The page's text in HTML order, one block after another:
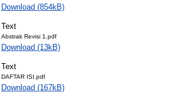
Download (854kB)
Text
Abstrak Revisi 1.pdf
Download (13kB)
Text
DAFTAR ISI.pdf
Download (167kB)